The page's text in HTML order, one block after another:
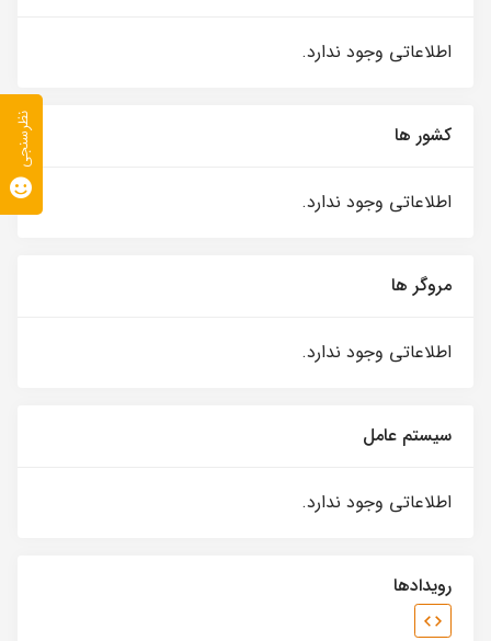
اطلاعاتی وجود ندارد.
کشور ها
اطلاعاتی وجود ندارد.
مروگر ها
اطلاعاتی وجود ندارد.
سیستم عامل
اطلاعاتی وجود ندارد.
رویدادها
نظرسنجی